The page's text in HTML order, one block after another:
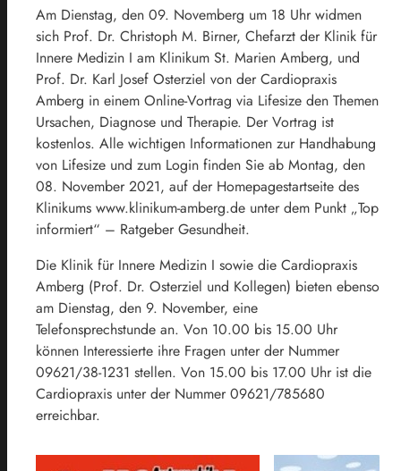
Am Dienstag, den 09. Novemberg um 18 Uhr widmen
sich Prof. Dr. Christoph M. Birner, Chefarzt der Klinik für
Innere Medizin I am Klinikum St. Marien Amberg, und
Prof. Dr. Karl Josef Osterziel von der Cardiopraxis
Amberg in einem Online-Vortrag via Lifesize den Themen
Ursachen, Diagnose und Therapie. Der Vortrag ist
kostenlos. Alle wichtigen Informationen zur Handhabung
von Lifesize und zum Login finden Sie ab Montag, den
08. November 2021, auf der Homepagestartseite des
Klinikums www.klinikum-amberg.de unter dem Punkt „Top
informiert“ – Ratgeber Gesundheit.
Die Klinik für Innere Medizin I sowie die Cardiopraxis
Amberg (Prof. Dr. Osterziel und Kollegen) bieten ebenso
am Dienstag, den 9. November, eine
Telefonsprechstunde an. Von 10.00 bis 15.00 Uhr
können Interessierte ihre Fragen unter der Nummer
09621/38-1231 stellen. Von 15.00 bis 17.00 Uhr ist die
Cardiopraxis unter der Nummer 09621/785680
erreichbar.